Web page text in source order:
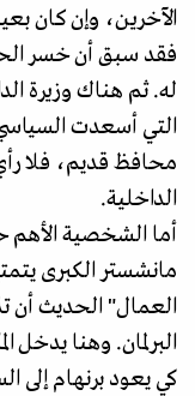
الآخرين، وإن كان
فقد سبق أن خسر
له. ثم هناك وزيرة
التي أسعدت
محافظ قديم، فلا
الداخلية.
أما الشخصية الأهم
مانشستر الكبرى
العمال" الحديث أن
البرلمان. وهنا يدخل
كي يعود برنهام إلى